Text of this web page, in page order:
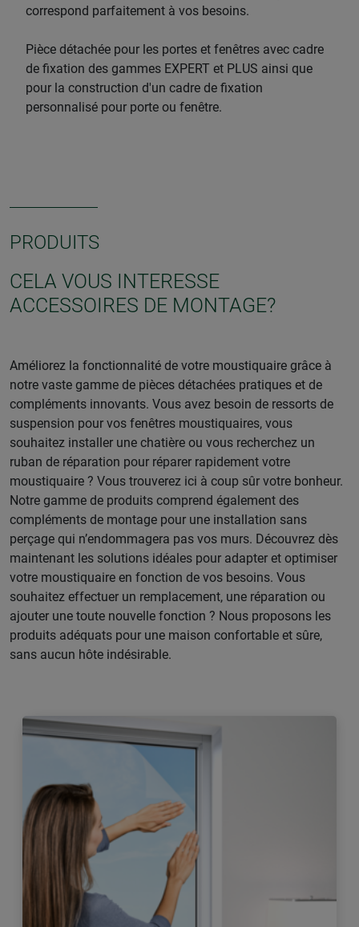
correspond parfaitement à vos besoins.
Pièce détachée pour les portes et fenêtres avec cadre
de fixation des gammes EXPERT et PLUS ainsi que
pour la construction d'un cadre de fixation
personnalisé pour porte ou fenêtre.
PRODUITS
CELA VOUS INTERESSE
ACCESSOIRES DE MONTAGE?
Améliorez la fonctionnalité de votre moustiquaire grâce à
notre vaste gamme de pièces détachées pratiques et de
compléments innovants. Vous avez besoin de ressorts de
suspension pour vos fenêtres moustiquaires, vous
souhaitez installer une chatière ou vous recherchez un
ruban de réparation pour réparer rapidement votre
moustiquaire ? Vous trouverez ici à coup sûr votre bonheur.
Notre gamme de produits comprend également des
compléments de montage pour une installation sans
perçage qui n’endommagera pas vos murs. Découvrez dès
maintenant les solutions idéales pour adapter et optimiser
votre moustiquaire en fonction de vos besoins. Vous
souhaitez effectuer un remplacement, une réparation ou
ajouter une toute nouvelle fonction ? Nous proposons les
produits adéquats pour une maison confortable et sûre,
sans aucun hôte indésirable.